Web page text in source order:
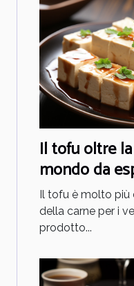
Il tofu oltre
mondo da
Il tofu è molto più
della carne per i
prodotto...